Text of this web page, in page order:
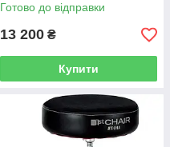
Готово до відправки
13 200 ₴
Купити